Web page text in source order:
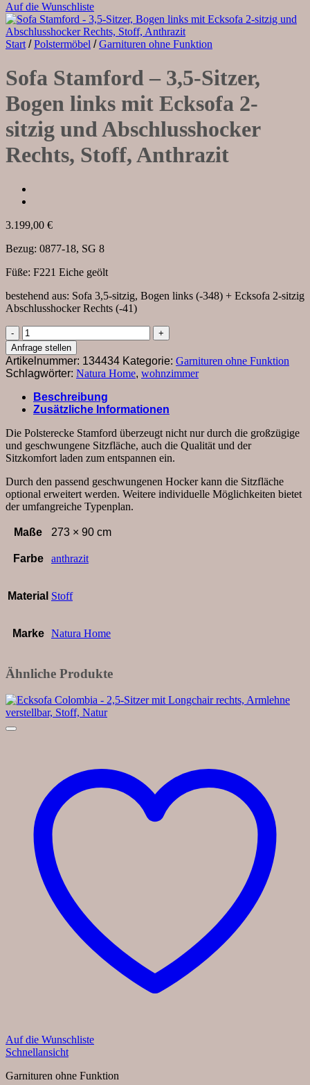
Auf die Wunschliste
Start / Polstermöbel / Garnituren ohne Funktion
Sofa Stamford – 3,5-Sitzer,
Bogen links mit Ecksofa 2-
sitzig und Abschlusshocker
Rechts, Stoff, Anthrazit
3.199,00 €
Bezug: 0877-18, SG 8
Füße: F221 Eiche geölt
bestehend aus: Sofa 3,5-sitzig, Bogen links (-348) + Ecksofa 2-sitzig
Abschlusshocker Rechts (-41)
Sofa
Stamford
-
3,5-
Sitzer,
Bogen
links
mit
Ecksofa
2-
sitzig
Abschlusshocker
Rechts,
Stoff,
Menge
Anfrage stellen
Artikelnummer: 134434 Kategorie: Garnituren ohne Funktion
Schlagwörter: Natura Home, wohnzimmer
Beschreibung
Zusätzliche Informationen
Die Polsterecke Stamford überzeugt nicht nur durch die großzügige
und geschwungene Sitzfläche, auch die Qualität und der
Sitzkomfort laden zum entspannen ein.
Durch den passend geschwungenen Hocker kann die Sitzfläche
optional erweitert werden. Weitere individuelle Möglichkeiten bietet
der umfangreiche Typenplan.
Maße 273 × 90 cm
Farbe anthrazit
Material Stoff
Marke Natura Home
Ähnliche Produkte
Auf die Wunschliste
Schnellansicht
Garnituren ohne Funktion